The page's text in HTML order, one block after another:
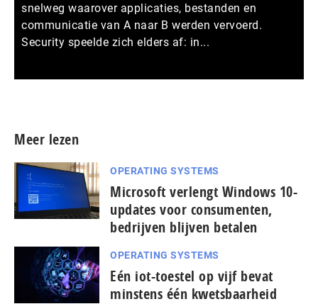
snelweg waarover applicaties, bestanden en
communicatie van A naar B werden vervoerd.
Security speelde zich elders af: in...
Meer lezen
OPERATING SYSTEMS
Microsoft verlengt Windows 10-
updates voor consumenten,
bedrijven blijven betalen
OPERATING SYSTEMS
Eén iot-toestel op vijf bevat
minstens één kwetsbaarheid